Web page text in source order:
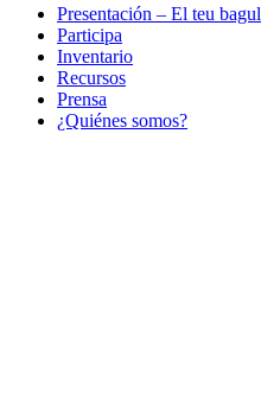
Presentación – El teu bagul
Participa
Inventario
Recursos
Prensa
¿Quiénes somos?